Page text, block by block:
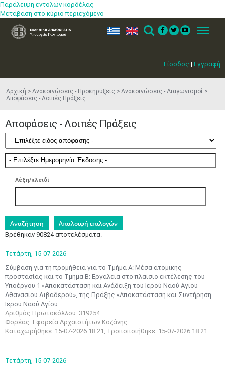
Παράλειψη εντολών κορδέλας
Μετάβαση στο κύριο περιεχόμενο
Είσοδος | Εγγραφή
ελ en Search Menu
Αρχική Ανακοινώσεις - Προκηρύξεις
Ανακοινώσεις - Διαγωνισμοί
Αποφάσεις - Λοιπές Πράξεις
Αποφάσεις - Λοιπές Πράξεις
Λέξη/κλειδί
Βρέθηκαν 90824 αποτελέσματα.
Τετάρτη, 15-07-2026
Σύμβαση για τη προμήθεια για το Τμήμα Α: Μέσα ατομικής
προστασίας και το Τμήμα Β: Εργαλεία στο πλαίσιο εκτέλεσης του
Υποέργου 1 «Αποκατάσταση και Ανάδειξη του Ιερού Ναού Αγίου
Αθανασίου Λιβαδερού», της Πράξης «Αποκατάσταση και Συντήρηση
Ιερού Ναού Αγίου...
Αριθμός Πρωτοκόλλου: 319254
Φορέας: Εφορεία Αρχαιοτήτων Κοζάνης
Καταχωρήθηκε: 15-07-2026 18:21, Τροποποιήθηκε: 15-07-2026 18:21
Τετάρτη, 15-07-2026